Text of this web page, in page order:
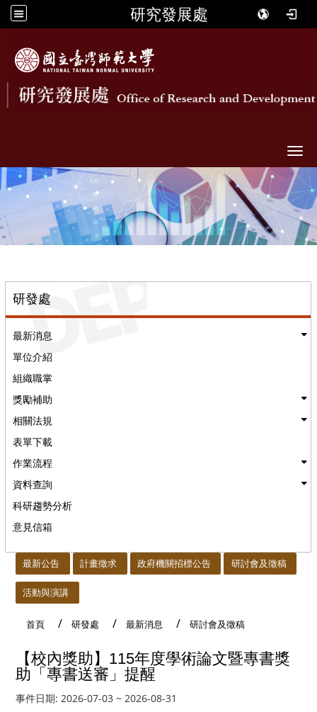
研究發展處
研發處
最新消息
單位介紹
組織職掌
獎勵補助
相關法規
表單下載
作業流程
資料查詢
科研趨勢分析
意見信箱
最新公告 計畫徵求 政府機關招標公告 研討會及徵稿
活動與演講
首頁 研發處 最新消息 研討會及徵稿
【校內獎助】115年度學術論文暨專書獎
助「專書送審」提醒
事件日期: 2026-07-03 ~ 2026-08-31